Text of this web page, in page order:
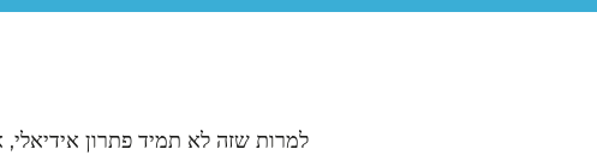
למרות שזה לא תמיד פתרון